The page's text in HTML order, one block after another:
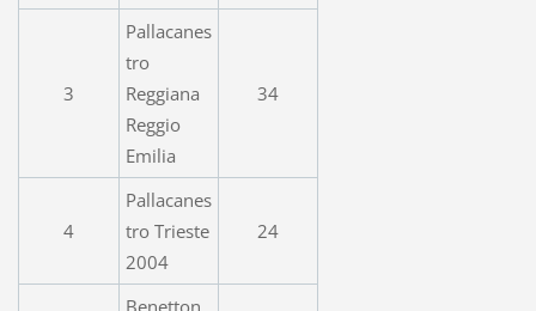
3
Pallacanes
tro
Reggiana
Reggio
Emilia
34
4
Pallacanes
tro Trieste
2004
24
Benetton